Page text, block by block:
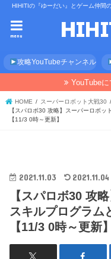
HIHITIの『ゆーだい』とゲーム仲間
menu
攻略YouTubeチャンネル
YouTube
HOME
スーパーロボット大戦30
【スパロボ30 攻略】スーパーロボ
【11/3 0時～更新】
2021.11.03 2021.11.04
【スパロボ30 攻
スキルプログラム
【11/3 0時～更新】